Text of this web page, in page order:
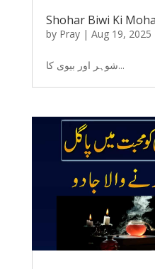
Shohar Biwi Ki
by Pray| Aug 19, 2025
شوہر اور بیوی کا...